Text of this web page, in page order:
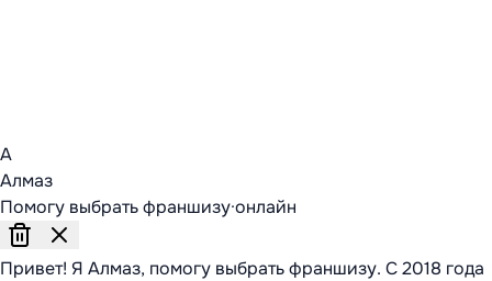
А
Алмаз
Помогу выбрать франшизу·онлайн
Привет! Я Алмаз, помогу выбрать франшизу. С 2018 года